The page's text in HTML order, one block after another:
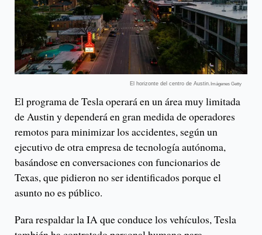
El horizonte del centro de Austin. Imágenes Getty
El programa de Tesla operará en un área muy limitada
de Austin y dependerá en gran medida de operadores
remotos para minimizar los accidentes, según un
ejecutivo de otra empresa de tecnología autónoma,
basándose en conversaciones con funcionarios de
Texas, que pidieron no ser identificados porque el
asunto no es público.
Para respaldar la IA que conduce los vehículos, Tesla